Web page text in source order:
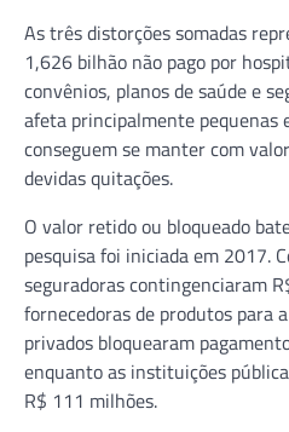
As três distorções somadas
1,626 bilhão não pago por
convênios, planos de saúde e
afeta principalmente pequenas
conseguem se manter com
devidas quitações.
O valor retido ou bloqueado
pesquisa foi iniciada em 2017.
seguradoras contingenciaram
fornecedoras de produtos para
privados bloquearam
enquanto as instituições
R$ 111 milhões.